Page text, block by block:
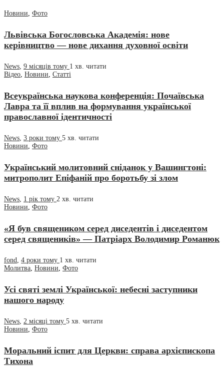
Новини, Фото
Львівська Богословська Академія: нове
керівництво — нове дихання духовної освіти
News, 9 місяців тому 1 хв. читати
Відео, Новини, Статті
Всеукраїнська наукова конференція: Почаївська
Лавра та її вплив на формування української
православної ідентичності
News, 3 роки тому 5 хв. читати
Новини, Фото
Український молитовний сніданок у Вашингтоні:
митрополит Епіфаній про боротьбу зі злом
News, 1 рік тому 2 хв. читати
Новини, Фото
«Я був священиком серед диседентів і диседентом
серед священиків» — Патріарх Володимир Романюк
fond 4 роки тому 1 хв. читати
Молитва Новини Фото
Усі святі землі Української: небесні заступники
нашого народу
News 2 місяці тому 5 хв. читати
Новини Фото
Моральний іспит для Церкви: справа архієпископа
Тихона